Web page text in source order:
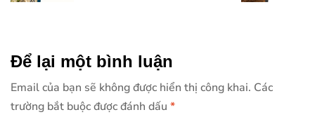
Để lại một bình luận
Email của bạn sẽ không được hiển thị công khai. Các
trường bắt buộc được đánh dấu *